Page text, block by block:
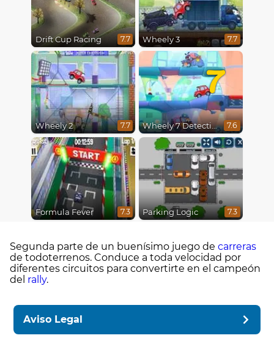
Drift Cup Racing 7.7 Wheely 3 7.7
Wheely 2 7.7
7
Wheely 7 Detective 7.6
Formula Fever 7.3 Parking Logic 7.3
Segunda parte de un buenísimo juego de carreras
de todoterrenos. Conduce a toda velocidad por
diferentes circuitos para convertirte en el campeón
del rally.
Aviso Legal